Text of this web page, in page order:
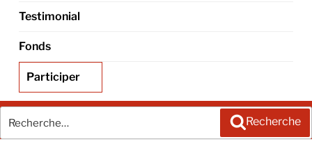
Testimonial
Fonds
Participer
Recherche